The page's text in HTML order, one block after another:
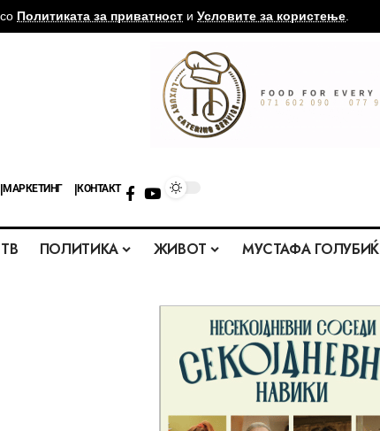
Политиката за приватност и Условите за користење.
МАРКЕТИНГ КОНТАКТ
ПОЛИТИКА ЖИВОТ МУСТАФА ГОЛУБИЌ